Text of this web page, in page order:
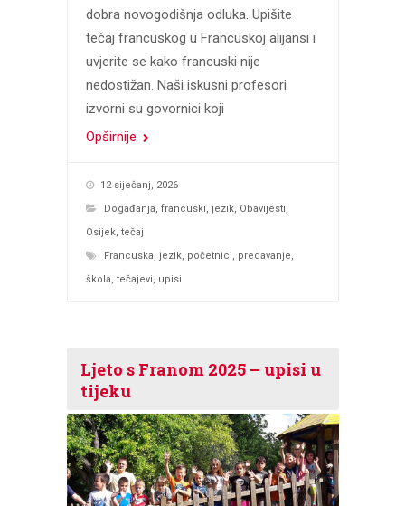
dobra novogodišnja odluka. Upišite
tečaj francuskog u Francuskoj alijansi i
uvjerite se kako francuski nije
nedostižan. Naši iskusni profesori
izvorni su govornici koji
Opširnije
12 siječanj, 2026
Događanja, francuski, jezik, Obavijesti,
Osijek, tečaj
Francuska, jezik, početnici, predavanje,
škola, tečajevi, upisi
Ljeto s Franom 2025 – upisi u
tijeku